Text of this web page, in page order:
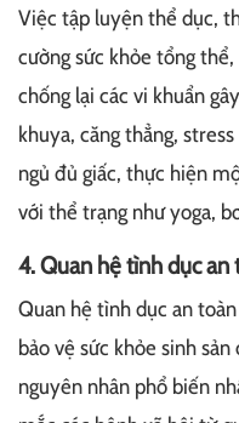
Việc tập luyện thể dục,
cường sức khỏe tổng
chống lại các vi khuẩn
khuya, căng thẳng,
ngủ đủ giấc, thực hiện
với thể trạng như yoga,
4. Quan hệ tình dục an
Quan hệ tình dục an
bảo vệ sức khỏe sinh
nguyên nhân phổ biến